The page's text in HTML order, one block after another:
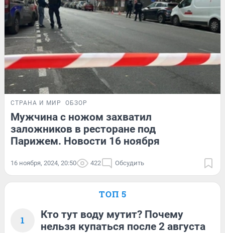
СТРАНА И МИР ОБЗОР
Мужчина с ножом захватил
заложников в ресторане под
Парижем. Новости 16 ноября
16 ноября, 2024, 20:50 422 Обсудить
ТОП 5
1
Кто тут воду мутит? Почему
нельзя купаться после 2 августа